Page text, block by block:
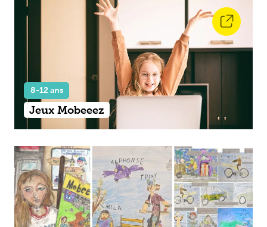
8-12 ans
Jeux Mobeeez